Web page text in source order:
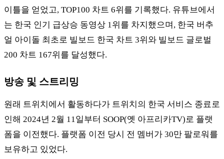
이틀을 얻었고, TOP100 차트 6위를 기록했다. 유튜브에서
는 한국 인기 급상승 동영상 1위를 차지했으며, 한국 버추
얼 아이돌 최초로 빌보드 한국 차트 3위와 빌보드 글로벌
200 차트 167위를 달성했다.
방송 및 스트리밍
원래 트위치에서 활동하다가 트위치의 한국 서비스 종료로
인해 2024년 2월 11일부터 SOOP(옛 아프리카TV)로 플랫
폼을 이전했다. 플랫폼 이전 당시 전 멤버가 30만 팔로워를
보유하고 있었다.